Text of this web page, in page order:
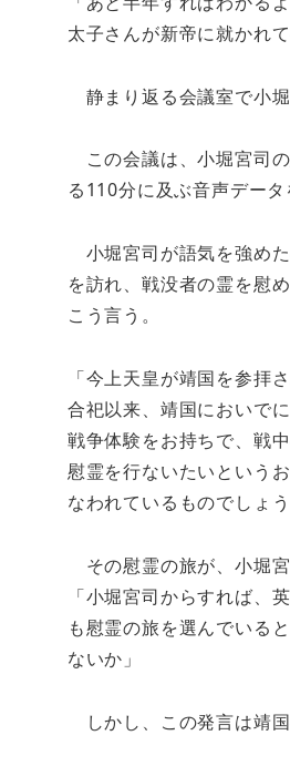
太子さんが新帝に就かれ
静まり返る会議室で小
この会議は、小堀宮司
る110分に及ぶ音声データ
小堀宮司が語気を強め
を訪れ、戦没者の霊を慰
こう言う。
「今上天皇が靖国を参拝
合祀以来、靖国においで
戦争体験をお持ちで、戦
慰霊を行ないたいという
なわれているものでしょう
その慰霊の旅が、小堀
「小堀宮司からすれば、
も慰霊の旅を選んでいる
ないか」
しかし、この発言は靖